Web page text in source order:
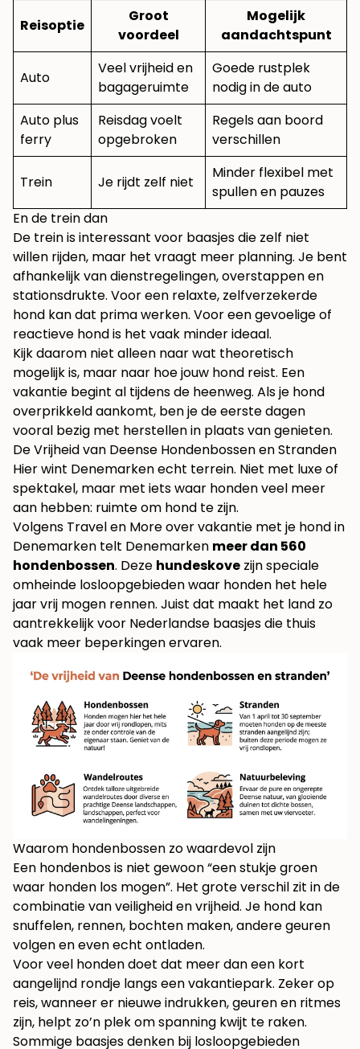
Reisoptie
Groot
voordeel
Mogelijk
aandachtspunt
Auto
Veel vrijheid en
bagageruimte
Goede rustplek
nodig in de auto
Auto plus
ferry
Reisdag voelt
opgebroken
Regels aan boord
verschillen
Trein Je rijdt zelf niet
Minder flexibel met
spullen en pauzes
En de trein dan
De trein is interessant voor baasjes die zelf niet
willen rijden, maar het vraagt meer planning. Je bent
afhankelijk van dienstregelingen, overstappen en
stationsdrukte. Voor een relaxte, zelfverzekerde
hond kan dat prima werken. Voor een gevoelige of
reactieve hond is het vaak minder ideaal.
Kijk daarom niet alleen naar wat theoretisch
mogelijk is, maar naar hoe jouw hond reist. Een
vakantie begint al tijdens de heenweg. Als je hond
overprikkeld aankomt, ben je de eerste dagen
vooral bezig met herstellen in plaats van genieten.
De Vrijheid van Deense Hondenbossen en Stranden
Hier wint Denemarken echt terrein. Niet met luxe of
spektakel, maar met iets waar honden veel meer
aan hebben: ruimte om hond te zijn.
Volgens Travel en More over vakantie met je hond in
Denemarken telt Denemarken meer dan 560
hondenbossen. Deze hundeskove zijn speciale
omheinde losloopgebieden waar honden het hele
jaar vrij mogen rennen. Juist dat maakt het land zo
aantrekkelijk voor Nederlandse baasjes die thuis
vaak meer beperkingen ervaren.
Waarom hondenbossen zo waardevol zijn
Een hondenbos is niet gewoon “een stukje groen
waar honden los mogen”. Het grote verschil zit in de
combinatie van veiligheid en vrijheid. Je hond kan
snuffelen, rennen, bochten maken, andere geuren
volgen en even echt ontladen.
Voor veel honden doet dat meer dan een kort
aangelijnd rondje langs een vakantiepark. Zeker op
reis, wanneer er nieuwe indrukken, geuren en ritmes
zijn, helpt zo’n plek om spanning kwijt te raken.
Sommige baasjes denken bij losloopgebieden